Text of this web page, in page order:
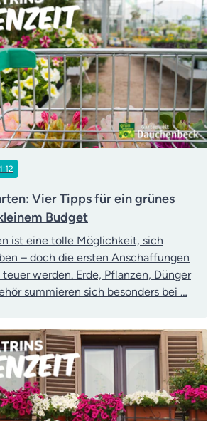
Vier Tipps für ein grünes
Budget
ist eine tolle Möglichkeit, sich
– doch die ersten Anschaffungen
werden. Erde, Pflanzen, Dünger
summieren sich besonders bei …